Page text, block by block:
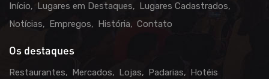
Início Lugares em Destaques
Lugares Cadastrados
Notícias
Empregos História Contato
Os destaques
Restaurantes Mercados Lojas Padarias Hotéis